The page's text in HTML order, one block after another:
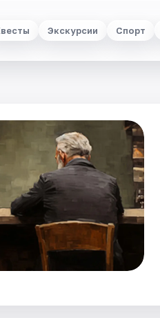
Экскурсии Спорт